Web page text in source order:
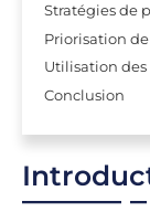
Stratégies de
Priorisation
Utilisation des
Conclusion